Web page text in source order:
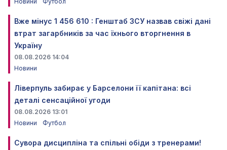
Вже мінус 1 456 610 : Генштаб ЗСУ назвав свіжі дані
втрат загарбників за час їхнього вторгнення в
Україну
08.08.2026 14:04
Новини
Ліверпуль забирає у Барселони її капітана: всі
деталі сенсаційної угоди
08.08.2026 13:01
Новини
Футбол
Сувора дисципліна та спільні обіди з тренерами!